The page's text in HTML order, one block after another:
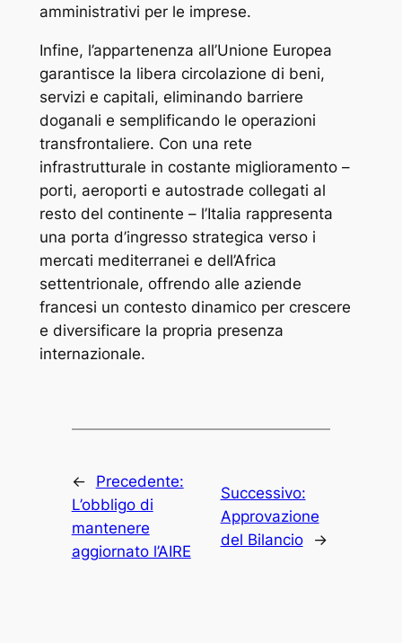
amministrativi per le imprese.
Infine, l’appartenenza all’Unione Europea
garantisce la libera circolazione di beni,
servizi e capitali, eliminando barriere
doganali e semplificando le operazioni
transfrontaliere. Con una rete
infrastrutturale in costante miglioramento –
porti, aeroporti e autostrade collegati al
resto del continente – l’Italia rappresenta
una porta d’ingresso strategica verso i
mercati mediterranei e dell’Africa
settentrionale, offrendo alle aziende
francesi un contesto dinamico per crescere
e diversificare la propria presenza
internazionale.
←
Precedente:
L’obbligo di
mantenere
aggiornato l’AIRE
Successivo:
Approvazione
del Bilancio
→